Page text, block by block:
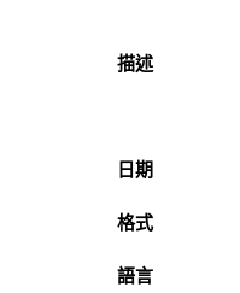
描述
日期
格式
語言